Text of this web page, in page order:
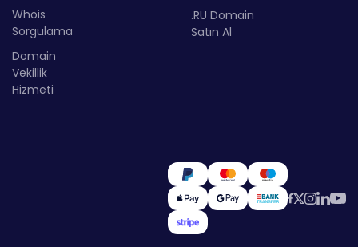
Whois
Sorgulama
Domain
Vekillik
Hizmeti
.RU Domain
Satın Al